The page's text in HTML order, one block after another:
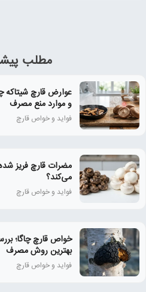
مطلب
عوارض قارچ
و موارد منع مصرف
فواید و خواص قارچ
مضرات قارچ فریز
می‌کند؟
فواید و خواص قارچ
خواص قارچ چاگا؛
بهترین روش مصرف
فواید و خواص قارچ